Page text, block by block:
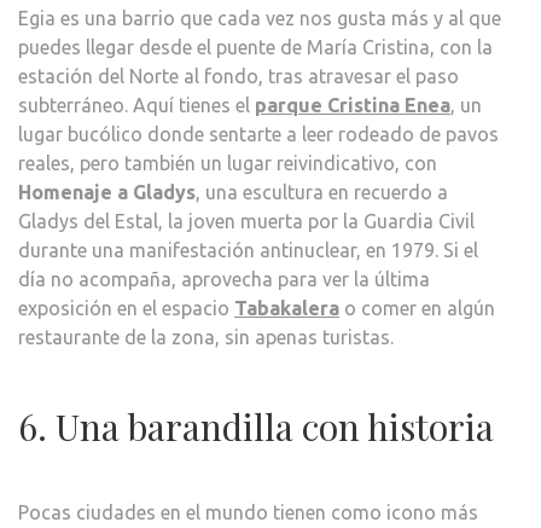
Egia es una barrio que cada vez nos gusta más y al que
puedes llegar desde el puente de María Cristina, con la
estación del Norte al fondo, tras atravesar el paso
subterráneo. Aquí tienes el parque Cristina Enea, un
lugar bucólico donde sentarte a leer rodeado de pavos
reales, pero también un lugar reivindicativo, con
Homenaje a Gladys, una escultura en recuerdo a
Gladys del Estal, la joven muerta por la Guardia Civil
durante una manifestación antinuclear, en 1979. Si el
día no acompaña, aprovecha para ver la última
exposición en el espacio Tabakalera o comer en algún
restaurante de la zona, sin apenas turistas.
6. Una barandilla con historia
Pocas ciudades en el mundo tienen como icono más